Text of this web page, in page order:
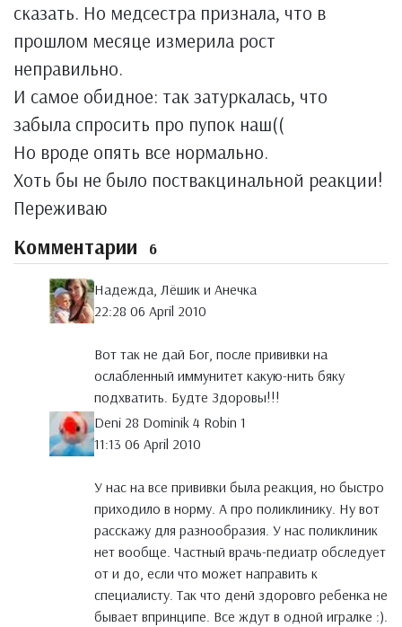
сказать. Но медсестра признала, что в
прошлом месяце измерила рост
неправильно.
И самое обидное: так затуркалась, что
забыла спросить про пупок наш((
Но вроде опять все нормально.
Хоть бы не было поствакцинальной реакции!
Переживаю
Комментарии 6
Надежда, Лёшик и Анечка
22:28 06 April 2010
Вот так не дай Бог, после прививки на
ослабленный иммунитет какую-нить бяку
подхватить. Будте Здоровы!!!
Deni 28 Dominik 4 Robin 1
11:13 06 April 2010
У нас на все прививки была реакция, но быстро
приходило в норму. А про поликлинику. Ну вот
расскажу для разнообразия. У нас поликлиник
нет вообще. Частный врачь-педиатр обследует
от и до, если что может направить к
специалисту. Так что денй здоровго ребенка не
бывает впринципе. Все ждут в одной игралке :).